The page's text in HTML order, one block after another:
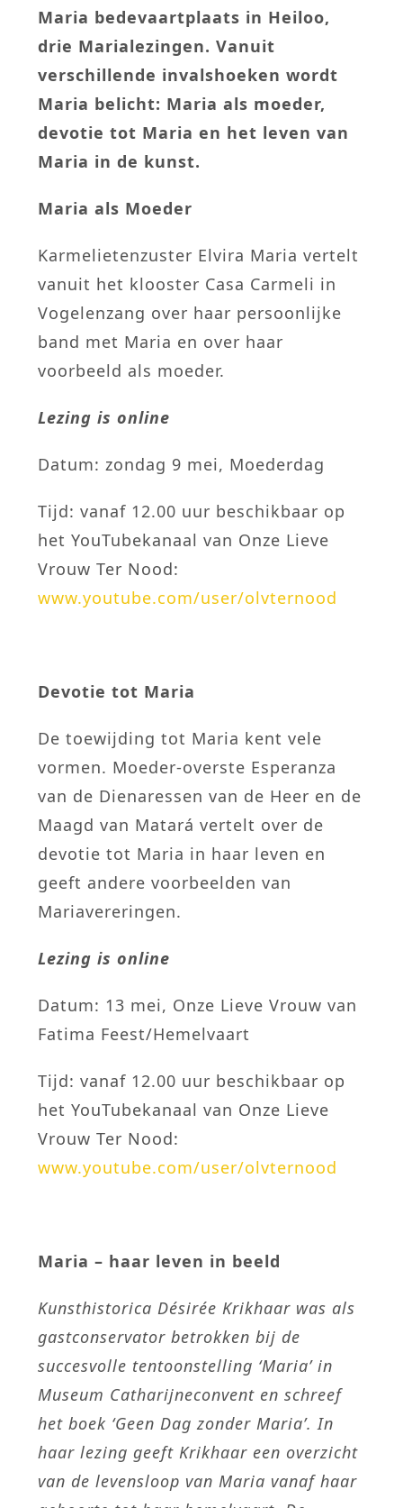
Maria bedevaartplaats in Heiloo,
drie Marialezingen. Vanuit
verschillende invalshoeken wordt
Maria belicht: Maria als moeder,
devotie tot Maria en het leven van
Maria in de kunst.
Maria als Moeder
Karmelietenzuster Elvira Maria vertelt
vanuit het klooster Casa Carmeli in
Vogelenzang over haar persoonlijke
band met Maria en over haar
voorbeeld als moeder.
Lezing is online
Datum: zondag 9 mei, Moederdag
Tijd: vanaf 12.00 uur beschikbaar op
het YouTubekanaal van Onze Lieve
Vrouw Ter Nood:
www.youtube.com/user/olvternood
Devotie tot Maria
De toewijding tot Maria kent vele
vormen. Moeder-overste Esperanza
van de Dienaressen van de Heer en de
Maagd van Matará vertelt over de
devotie tot Maria in haar leven en
geeft andere voorbeelden van
Mariavereringen.
Lezing is online
Datum: 13 mei, Onze Lieve Vrouw van
Fatima Feest/Hemelvaart
Tijd: vanaf 12.00 uur beschikbaar op
het YouTubekanaal van Onze Lieve
Vrouw Ter Nood:
www.youtube.com/user/olvternood
Maria – haar leven in beeld
Kunsthistorica Désirée Krikhaar was als
gastconservator betrokken bij de
succesvolle tentoonstelling ‘Maria’ in
Museum Catharijneconvent en schreef
het boek ‘Geen Dag zonder Maria’. In
haar lezing geeft Krikhaar een overzicht
van de levensloop van Maria vanaf haar